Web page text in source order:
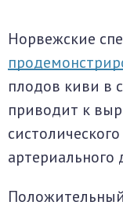
Норвежские
плодов киви в
приводит к
артериального